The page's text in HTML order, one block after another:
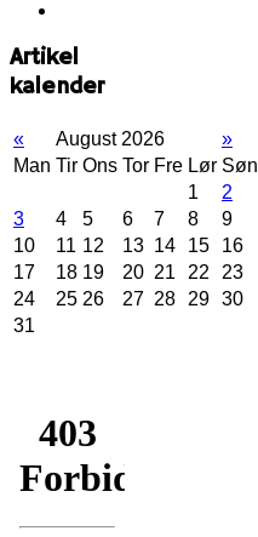
Artikel
kalender
« August 2026
»
Man Tir Ons Tor Fre Lør Søn
1
2
3
4 5 6 7 8
9
10
11 12 13 14 15
16
17
18 19 20 21 22
23
24
25 26 27 28 29 30
31